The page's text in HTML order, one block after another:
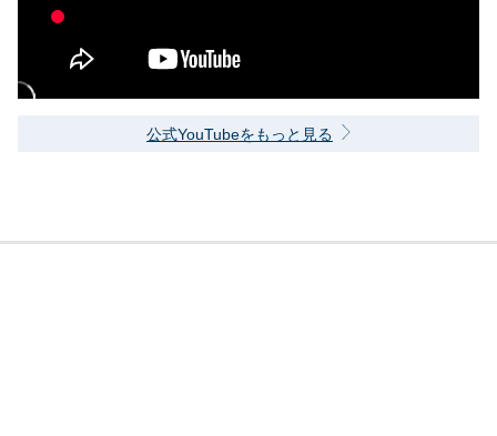
公式YouTubeをもっと見る